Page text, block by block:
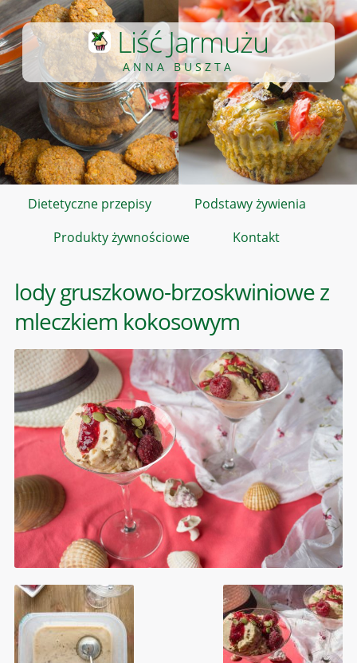
Liść Jarmużu
ANNA BUSZTA
Dietetyczne przepisy
Podstawy żywienia
Produkty żywnościowe
Kontakt
lody gruszkowo-brzoskwiniowe z
mleczkiem kokosowym